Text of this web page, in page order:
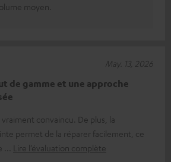
moyen.
de gamme et une approche
vraiment convaincu. De plus, la
permet de la réparer facilement, ce
Lire l’évaluation complète
May. 13, 2026